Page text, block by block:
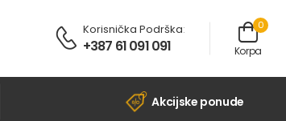
Korisnička Podrška:
+387 61 091 091
0
Korpa
Akcijske ponude